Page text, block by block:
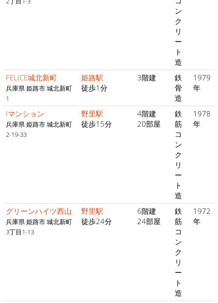
ン
ク
リ
ー
ト
造
FELICE城北新町
兵庫県 姫路市 城北新町
1
姫路駅
徒歩1分
3階建
鉄
骨
造
1979
年
Iマンション
兵庫県 姫路市 城北新町
2-19-33
野里駅
徒歩15分
4階建
20部屋
鉄
筋
コ
ン
ク
リ
ー
ト
造
1978
年
グリーンハイツ西山
兵庫県 姫路市 城北新町
3丁目1-13
野里駅
徒歩24分
6階建
24部屋
鉄
筋
コ
ン
ク
リ
ー
ト
造
1972
年